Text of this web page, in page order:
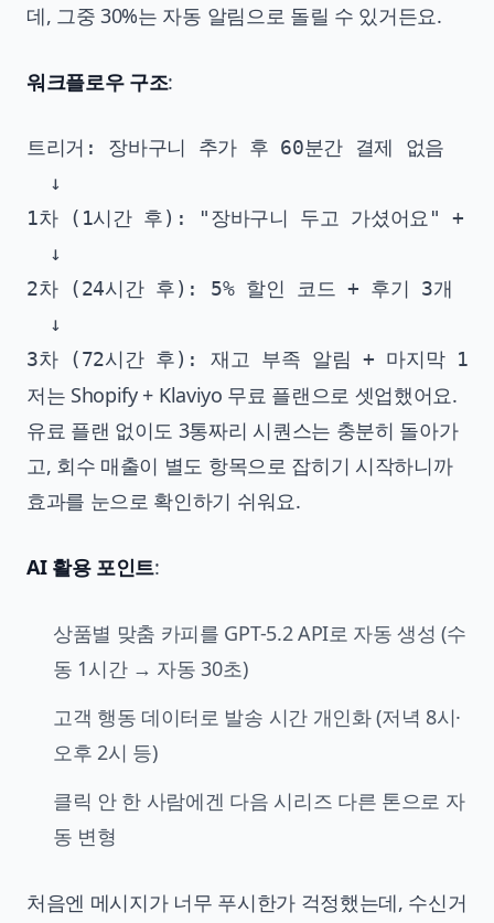
데, 그중 30%는 자동 알림으로 돌릴 수 있거든요.
워크플로우 구조:
트리거: 장바구니 추가 후 60분간 결제 없음
  ↓
1차 (1시간 후): "장바구니 두고 가셨어요" +
  ↓
2차 (24시간 후): 5% 할인 코드 + 후기 3개
  ↓
저는 Shopify + Klaviyo 무료 플랜으로 셋업했어요.
유료 플랜 없이도 3통짜리 시퀀스는 충분히 돌아가
고, 회수 매출이 별도 항목으로 잡히기 시작하니까
효과를 눈으로 확인하기 쉬워요.
AI 활용 포인트:
상품별 맞춤 카피를 GPT-5.2 API로 자동 생성 (수
동 1시간 → 자동 30초)
고객 행동 데이터로 발송 시간 개인화 (저녁 8시·
오후 2시 등)
클릭 안 한 사람에겐 다음 시리즈 다른 톤으로 자
동 변형
처음엔 메시지가 너무 푸시한가 걱정했는데, 수신거